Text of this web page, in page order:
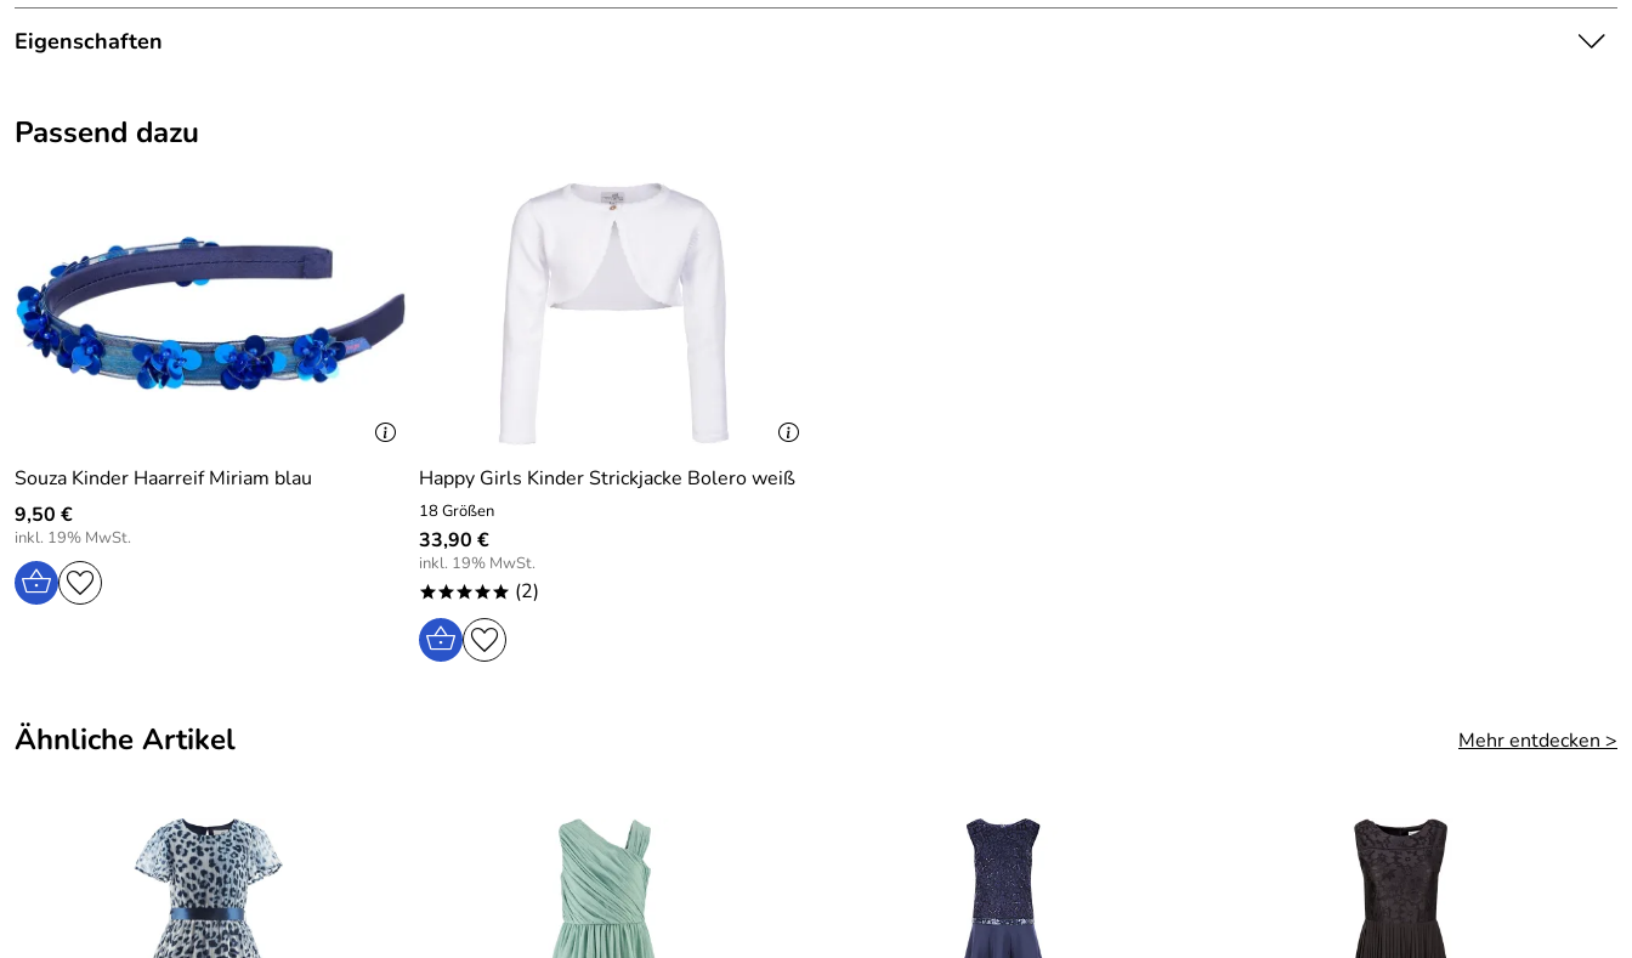
Eigenschaften
Farbe:
Blau
Passend dazu
Souza Kinder Haarreif Miriam blau
9,50 €
inkl. 19% MwSt.
Happy Girls Kinder Strickjacke Bolero weiß
18 Größen
33,90 €
inkl. 19% MwSt.
***** (2)
Ähnliche Artikel Mehr entdecken >